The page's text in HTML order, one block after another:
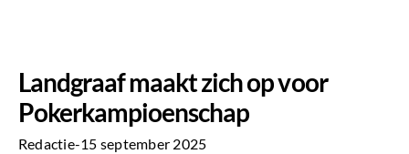
Landgraaf maakt zich op voor
Pokerkampioenschap
Redactie-15 september 2025